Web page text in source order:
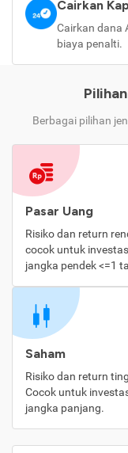
Cairkan
Cairkan dana
biaya penalti.
Berbagai pilihan
Pasar Uang
Risiko dan return
cocok untuk
jangka pendek <=1
Saham
Risiko dan return
Cocok untuk
jangka panjang.